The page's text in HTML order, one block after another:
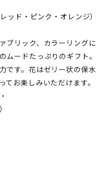
ッド・ピンク・オレンジ）
ブリック、カラーリングに
ムードたっぷりのギフト。
です。花はゼリー状の保水
お楽しみいただけます。